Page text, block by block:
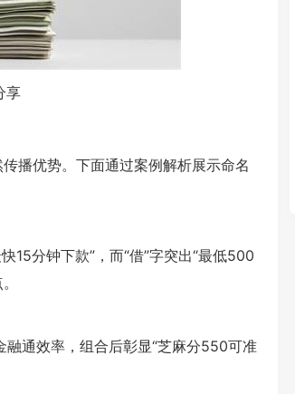
享
播优势。下面通过案例解析展示命名
15分钟下款”，而“借”字突出“最低500
融通效率，组合后彰显“芝麻分550可准